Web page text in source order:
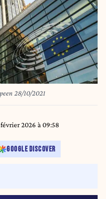
28/10/2021
2026 à 09:58
GOOGLE DISCOVER